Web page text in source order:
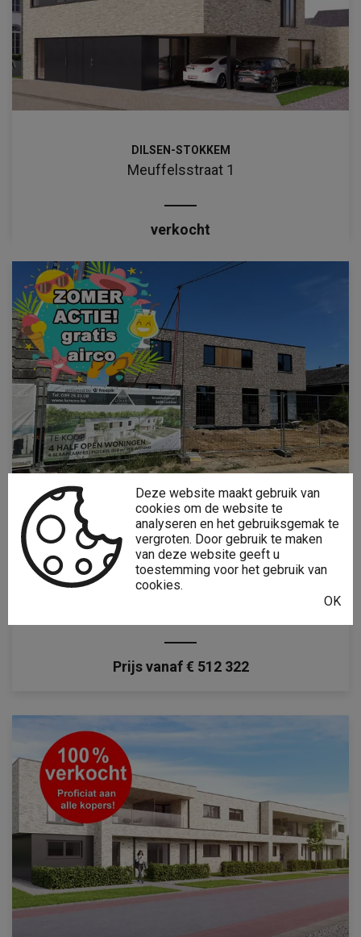
DILSEN-STOKKEM
Meuffelsstraat 1
verkocht
Units
4
DILSEN-STOKKEM
Prijs vanaf € 512 322
Deze website maakt gebruik van
cookies om de website te
analyseren en het gebruiksgemak te
vergroten. Door gebruik te maken
van deze website geeft u
toestemming voor het gebruik van
cookies.
OK